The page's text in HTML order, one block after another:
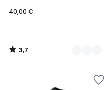
40,00 €
3,7
/